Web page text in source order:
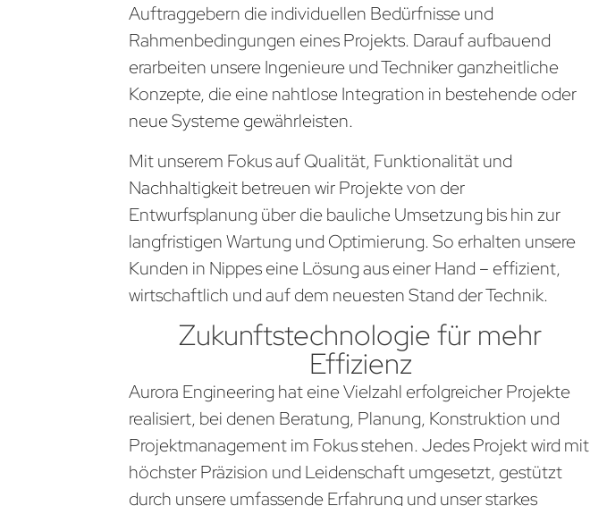
Auftraggebern die individuellen Bedürfnisse und
Rahmenbedingungen eines Projekts. Darauf aufbauend
erarbeiten unsere Ingenieure und Techniker ganzheitliche
Konzepte, die eine nahtlose Integration in bestehende oder
neue Systeme gewährleisten.
Mit unserem Fokus auf Qualität, Funktionalität und
Nachhaltigkeit betreuen wir Projekte von der
Entwurfsplanung über die bauliche Umsetzung bis hin zur
langfristigen Wartung und Optimierung. So erhalten unsere
Kunden in Nippes eine Lösung aus einer Hand – effizient,
wirtschaftlich und auf dem neuesten Stand der Technik.
Zukunftstechnologie für mehr
Effizienz
Aurora Engineering hat eine Vielzahl erfolgreicher Projekte
realisiert, bei denen Beratung, Planung, Konstruktion und
Projektmanagement im Fokus stehen. Jedes Projekt wird mit
höchster Präzision und Leidenschaft umgesetzt, gestützt
durch unsere umfassende Erfahrung und unser starkes